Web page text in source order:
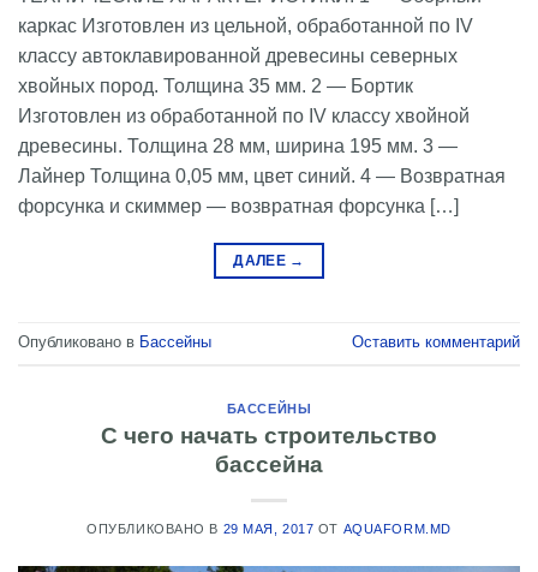
каркас Изготовлен из цельной, обработанной по IV
классу автоклавированной древесины северных
хвойных пород. Толщина 35 мм. 2 — Бортик
Изготовлен из обработанной по IV классу хвойной
древесины. Толщина 28 мм, ширина 195 мм. 3 —
Лайнер Толщина 0,05 мм, цвет синий. 4 — Возвратная
форсунка и скиммер — возвратная форсунка […]
ДАЛЕЕ →
Опубликовано в Бассейны Оставить комментарий
БАССЕЙНЫ
С чего начать строительство
бассейна
ОПУБЛИКОВАНО В 29 МАЯ, 2017 ОТ AQUAFORM.MD